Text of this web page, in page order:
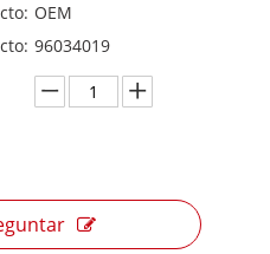
OEM
96034019